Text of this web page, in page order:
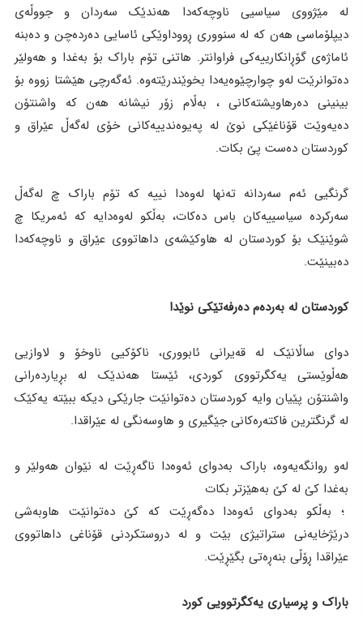
لە مێژووی سیاسیی ناوچەکەدا هەندێک سەردان و جووڵەی
دیپلۆماسی هەن کە لە سنووری ڕووداوێکی ئاسایی دەردەچن و دەبنە
ئاماژەی گۆڕانکارییەکی فراوانتر. هاتنی تۆم باراک بۆ بەغدا و هەولێر
دەتوانرێت لەو چوارچێوەیەدا بخوێندرێتەوە. ئەگەرچی هێشتا زووە بۆ
بینینی دەرهاویشتەكانی ، بەڵام زۆر نیشانە هەن کە واشنتۆن
دەیەوێت قۆناغێکی نوێ لە پەیوەندییەکانی خۆی لەگەڵ عێراق و
کوردستان دەست پێ بکات.
گرنگیی ئەم سەردانە تەنها لەوەدا نییە کە تۆم باراک چ لەگەڵ
سەرکردە سیاسییەکان باس دەکات، بەڵکو لەوەدایە کە ئەمریکا چ
شوێنێک بۆ کوردستان لە هاوکێشەی داهاتووی عێراق و ناوچەکەدا
دەبینێت.
کوردستان لە بەردەم دەرفەتێکی نوێدا
دوای ساڵانێک لە قەیرانی ئابووری، ناکۆکیی ناوخۆ و لاوازیی
هەڵوێستی یەکگرتووی کوردی، ئێستا هەندێک لە بڕیاردەرانی
واشنتۆن پێیان وایە کوردستان دەتوانێت جارێکی دیکە ببێتە یەکێک
لە گرنگترین فاکتەرەکانی جێگیری و هاوسەنگی لە عێراقدا.
لەو روانگەیەوە، باراک بەدوای ئەوەدا ناگەڕێت لە نێوان هەولێر و
بەغدا كێ لە كێ بەهێزتر بكات
؛ بەڵکو بەدوای ئەوەدا دەگەڕێت کە کێ دەتوانێت هاوبەشی
درێژخایەنی ستراتیژی بێت و لە دروستکردنی قۆناغی داهاتووی
عێراقدا ڕۆڵی بنەڕەتی بگێڕێت.
باراک و پرسیاری یەکگرتوویی کورد